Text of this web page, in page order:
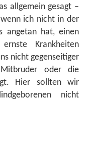
allgemein gesagt –
ich nicht in der
angetan hat, einen
Krankheiten
nicht gegenseitiger
oder die
Hier sollten wir
nicht